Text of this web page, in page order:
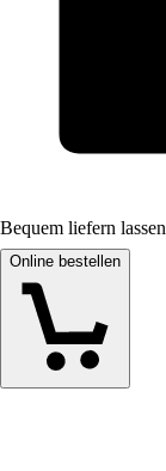
Bequem liefern lassen
Online bestellen